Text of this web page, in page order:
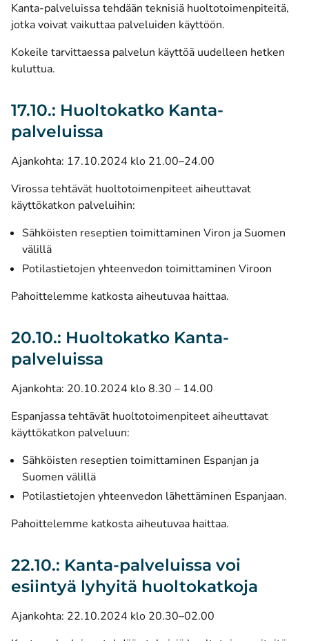
Kanta-palveluissa tehdään teknisiä huoltotoimenpiteitä,
jotka voivat vaikuttaa palveluiden käyttöön.
Kokeile tarvittaessa palvelun käyttöä uudelleen hetken
kuluttua.
17.10.: Huoltokatko Kanta-
palveluissa
Ajankohta: 17.10.2024 klo 21.00–24.00
Virossa tehtävät huoltotoimenpiteet aiheuttavat
käyttökatkon palveluihin:
Sähköisten reseptien toimittaminen Viron ja Suomen
välillä
Potilastietojen yhteenvedon toimittaminen Viroon
Pahoittelemme katkosta aiheutuvaa haittaa.
20.10.: Huoltokatko Kanta-
palveluissa
Ajankohta: 20.10.2024 klo 8.30 – 14.00
Espanjassa tehtävät huoltotoimenpiteet aiheuttavat
käyttökatkon palveluun:
Sähköisten reseptien toimittaminen Espanjan ja
Suomen välillä
Potilastietojen yhteenvedon lähettäminen Espanjaan.
Pahoittelemme katkosta aiheutuvaa haittaa.
22.10.: Kanta-palveluissa voi
esiintyä lyhyitä huoltokatkoja
Ajankohta: 22.10.2024 klo 20.30–02.00